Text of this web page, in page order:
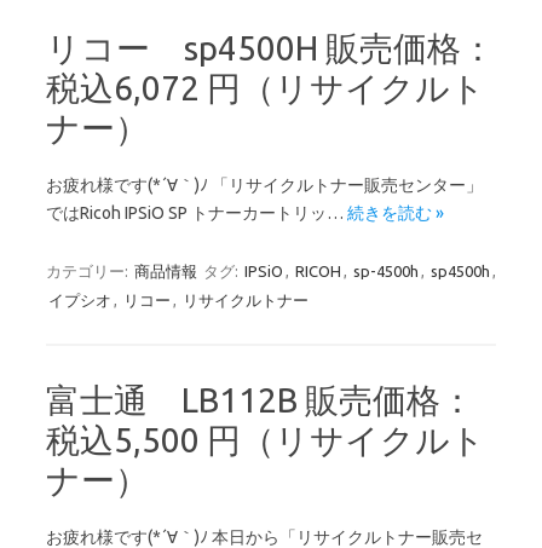
リコー sp4500H 販売価格：
税込6,072 円（リサイクルト
ナー）
お疲れ様です(*´∀｀)ﾉ 「リサイクルトナー販売センター」
ではRicoh IPSiO SP トナーカートリッ… 続きを読む »
カテゴリー: 商品情報 タグ: IPSiO , RICOH , sp-4500h , sp4500h ,
イプシオ , リコー , リサイクルトナー
富士通 LB112B 販売価格：
税込5,500 円（リサイクルト
ナー）
お疲れ様です(*´∀｀)ﾉ 本日から「リサイクルトナー販売セ